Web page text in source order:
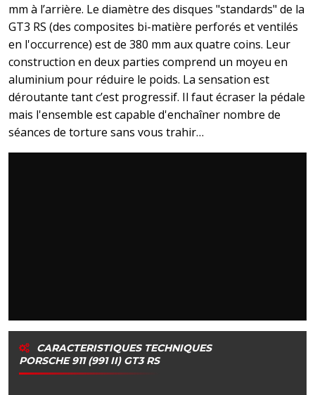
mm à l’arrière. Le diamètre des disques "standards" de la
GT3 RS (des composites bi-matière perforés et ventilés
en l'occurrence) est de 380 mm aux quatre coins. Leur
construction en deux parties comprend un moyeu en
aluminium pour réduire le poids. La sensation est
déroutante tant c’est progressif. Il faut écraser la pédale
mais l'ensemble est capable d'enchaîner nombre de
séances de torture sans vous trahir…
CARACTERISTIQUES TECHNIQUES
PORSCHE 911 (991 II) GT3 RS